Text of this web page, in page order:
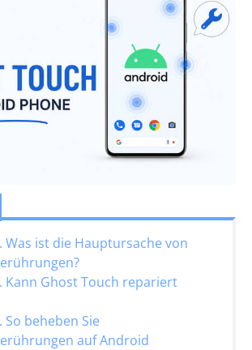
Was ist die Hauptursache von
Kann Ghost Touch repariert
So beheben Sie
auf Android